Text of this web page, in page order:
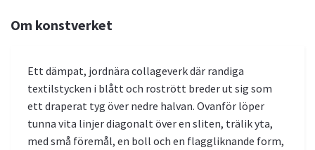
Om konstverket
Ett dämpat, jordnära collageverk där randiga
textilstycken i blått och rostrött breder ut sig som
ett draperat tyg över nedre halvan. Ovanför löper
tunna vita linjer diagonalt över en sliten, trälik yta,
med små föremål, en boll och en flaggliknande form,